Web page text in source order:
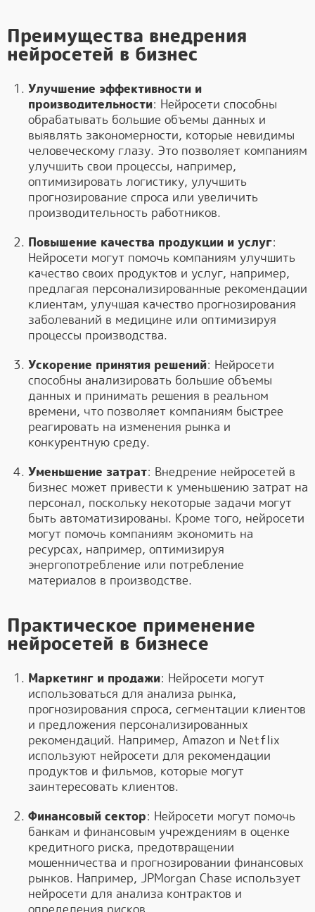
Преимущества внедрения
нейросетей в бизнес
Улучшение эффективности и
производительности: Нейросети способны
обрабатывать большие объемы данных и
выявлять закономерности, которые невидимы
человеческому глазу. Это позволяет компаниям
улучшить свои процессы, например,
оптимизировать логистику, улучшить
прогнозирование спроса или увеличить
производительность работников.
Повышение качества продукции и услуг:
Нейросети могут помочь компаниям улучшить
качество своих продуктов и услуг, например,
предлагая персонализированные рекомендации
клиентам, улучшая качество прогнозирования
заболеваний в медицине или оптимизируя
процессы производства.
Ускорение принятия решений: Нейросети
способны анализировать большие объемы
данных и принимать решения в реальном
времени, что позволяет компаниям быстрее
реагировать на изменения рынка и
конкурентную среду.
Уменьшение затрат: Внедрение нейросетей в
бизнес может привести к уменьшению затрат на
персонал, поскольку некоторые задачи могут
быть автоматизированы. Кроме того, нейросети
могут помочь компаниям экономить на
ресурсах, например, оптимизируя
энергопотребление или потребление
материалов в производстве.
Практическое применение
нейросетей в бизнесе
Маркетинг и продажи: Нейросети могут
использоваться для анализа рынка,
прогнозирования спроса, сегментации клиентов
и предложения персонализированных
рекомендаций. Например, Amazon и Netflix
используют нейросети для рекомендации
продуктов и фильмов, которые могут
заинтересовать клиентов.
Финансовый сектор: Нейросети могут помочь
банкам и финансовым учреждениям в оценке
кредитного риска, предотвращении
мошенничества и прогнозировании финансовых
рынков. Например, JPMorgan Chase использует
нейросети для анализа контрактов и